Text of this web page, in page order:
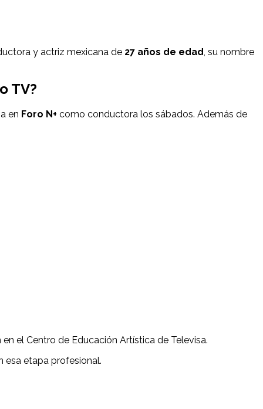
y actriz mexicana de 27 años de edad , su nombre
TV?
en Foro N+ como conductora los sábados. Además de
el Centro de Educación Artística de Televisa.
esa etapa profesional.